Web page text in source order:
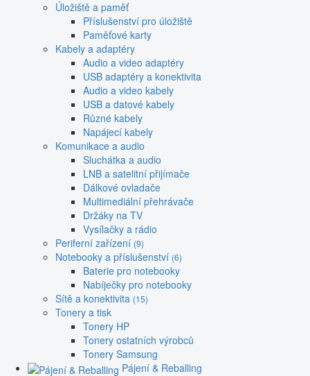
Úložiště a paměť
Příslušenství pro úložiště
Paměťové karty
Kabely a adaptéry
Audio a video adaptéry
USB adaptéry a konektivita
Audio a video kabely
USB a datové kabely
Různé kabely
Napájecí kabely
Komunikace a audio
Sluchátka a audio
LNB a satelitní přijímače
Dálkové ovladače
Multimediální přehrávače
Držáky na TV
Vysílačky a rádio
Periferní zařízení (9)
Notebooky a příslušenství (6)
Baterie pro notebooky
Nabíječky pro notebooky
Sítě a konektivita (15)
Tonery a tisk
Tonery HP
Tonery ostatních výrobců
Tonery Samsung
Pájení & Reballing